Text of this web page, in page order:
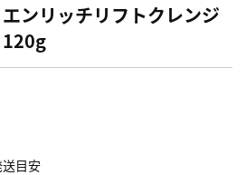
ンリッチリフトクレンジ
120g
目安